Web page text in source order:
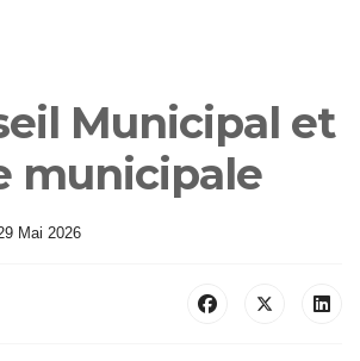
Municipal et
municipale
Mai 2026